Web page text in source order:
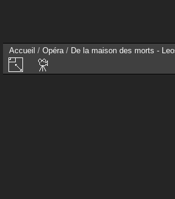
Accueil / Opéra/ De la maison des morts -